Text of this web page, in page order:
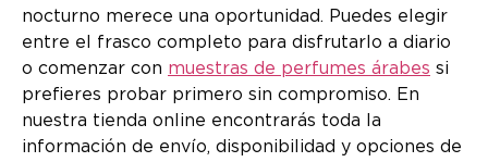
nocturno merece una oportunidad. Puedes elegir
entre el frasco completo para disfrutarlo a diario
o comenzar con muestras de perfumes árabes si
prefieres probar primero sin compromiso. En
nuestra tienda online encontrarás toda la
información de envío, disponibilidad y opciones de